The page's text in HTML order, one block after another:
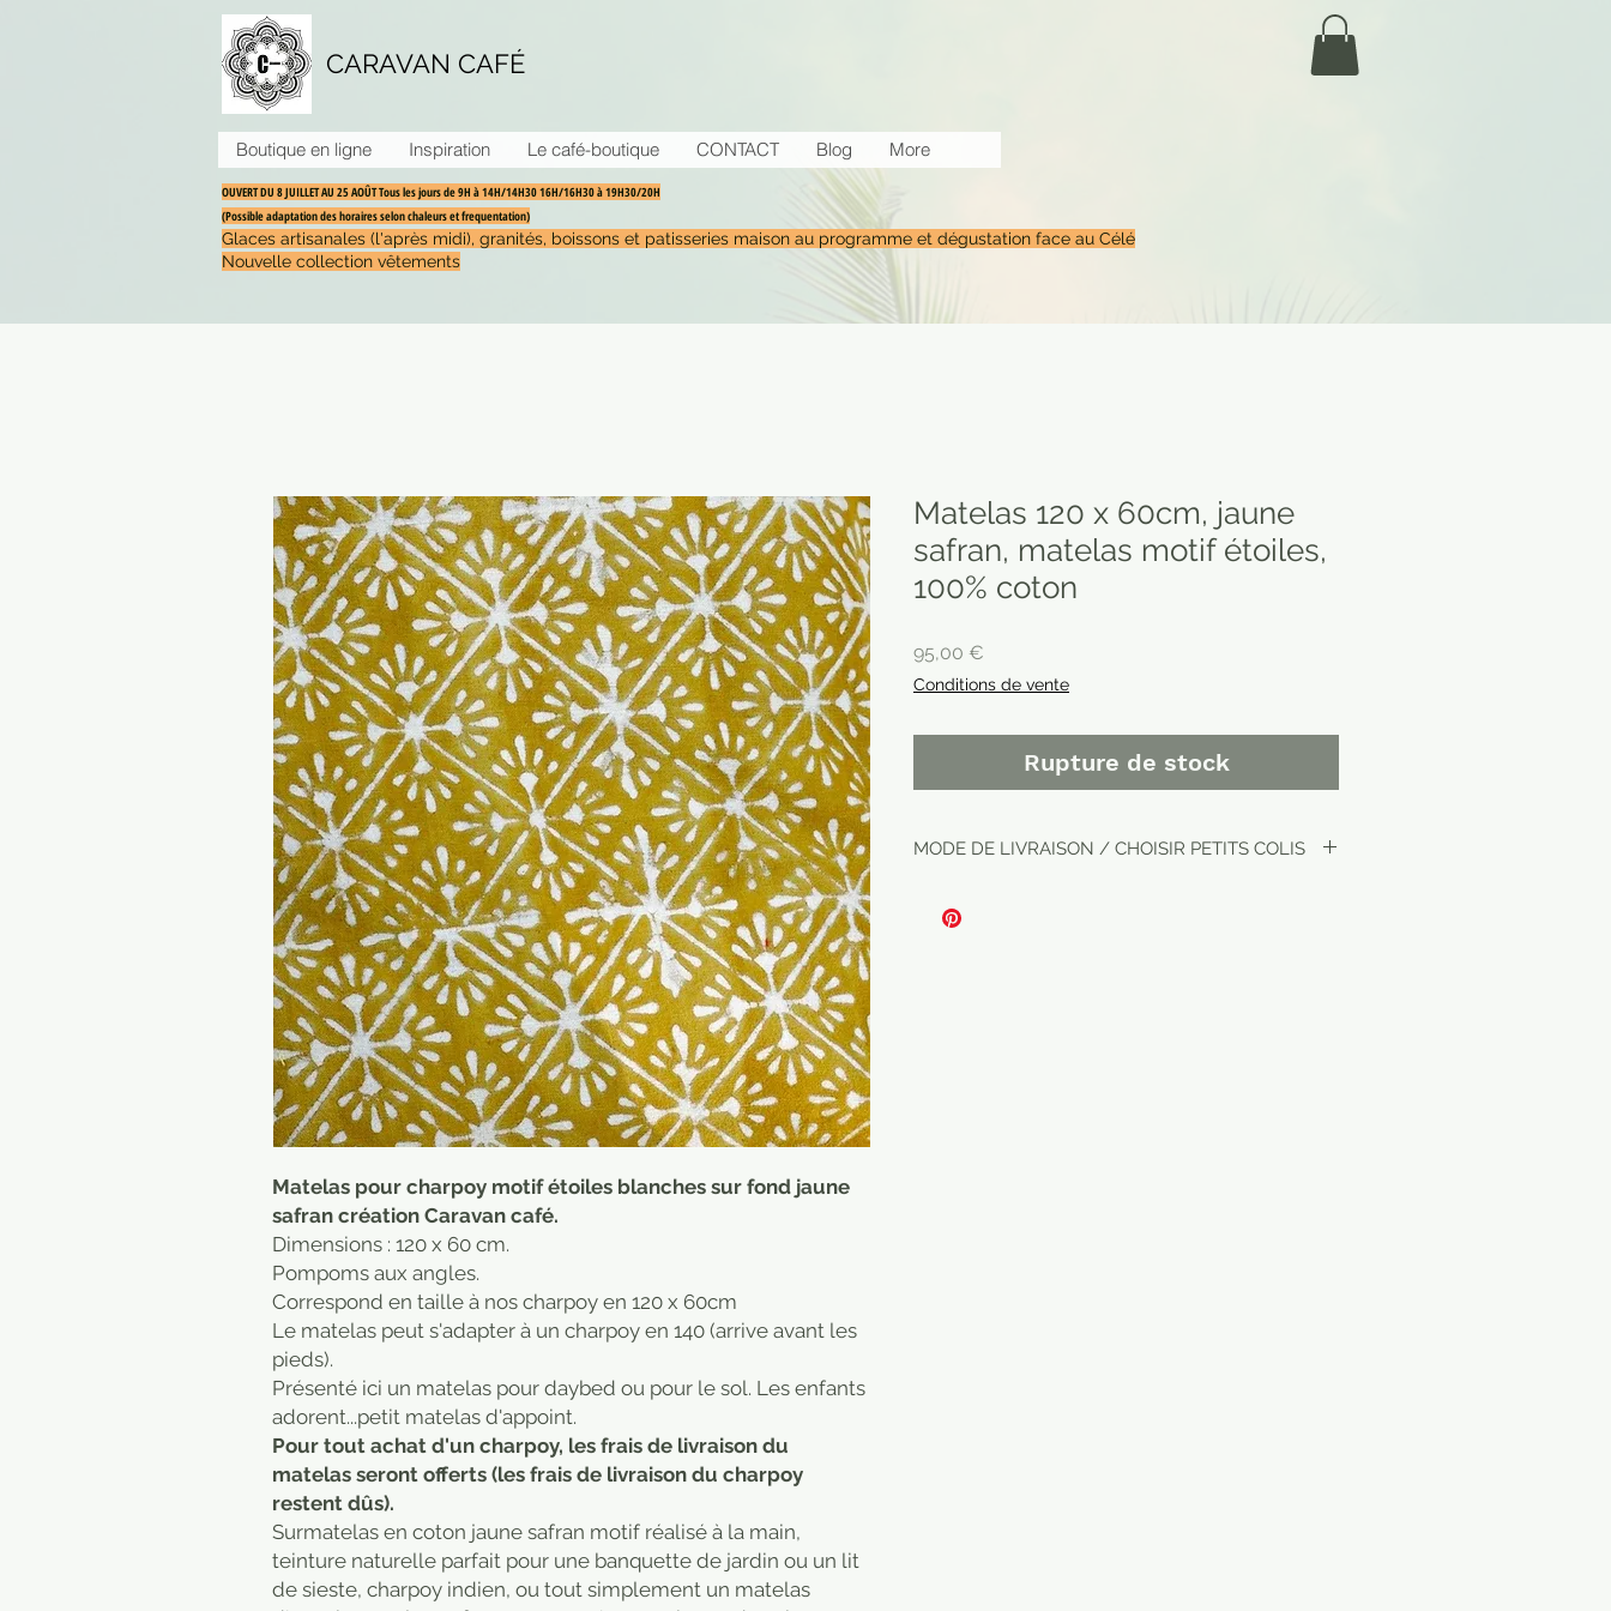
CARAVAN CAFÉ
Boutique en ligne Inspiration Le café-boutique CONTACT Blog More
OUVERT DU 8 JUILLET AU 25 AOÛT Tous les jours de 9H à 14H/14H30 16H/16H30 à 19H30/20H
(Possible adaptation des horaires selon chaleurs et frequentation)
Glaces artisanales (l'après midi), granités, boissons et patisseries maison au programme et dégustation face au Célé
Nouvelle collection vêtements
Matelas pour charpoy motif étoiles blanches sur fond jaune
safran création Caravan café.
Dimensions : 120 x 60 cm.
Pompoms aux angles.
Correspond en taille à nos charpoy en 120 x 60cm
Le matelas peut s'adapter à un charpoy en 140 (arrive avant les
pieds).
Présenté ici un matelas pour daybed ou pour le sol. Les enfants
adorent...petit matelas d'appoint.
Pour tout achat d'un charpoy, les frais de livraison du
matelas seront offerts (les frais de livraison du charpoy
restent dûs).
Surmatelas en coton jaune safran motif réalisé à la main,
teinture naturelle parfait pour une banquette de jardin ou un lit
de sieste, charpoy indien, ou tout simplement un matelas
Matelas 120 x 60cm, jaune
safran, matelas motif étoiles,
100% coton
95,00 €
Conditions de vente
Rupture de stock
MODE DE LIVRAISON / CHOISIR PETITS COLIS